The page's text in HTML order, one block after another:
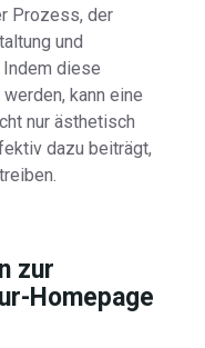
Prozess, der
und
diese
kann eine
nur ästhetisch
dazu beiträgt,
zur
Homepage